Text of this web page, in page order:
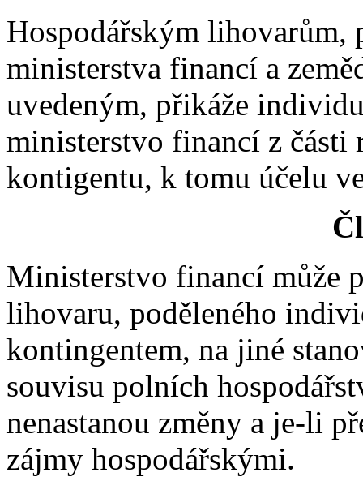
Hospodářským lihovarům,
ministerstva financí a
uvedeným, přikáže
ministerstvo financí z části
kontigentu, k tomu účelu
Ministerstvo financí může
lihovaru, poděleného
kontingentem, na jiné
souvisu polních
nenastanou změny a je-li
zájmy hospodářskými.